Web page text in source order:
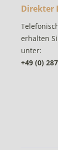
Direkter
erhalten
unter:
+49 (0)